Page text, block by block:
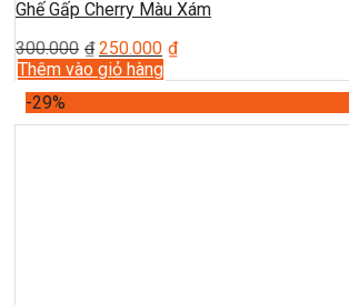
Ghế Gấp Cherry Màu Xám
300.000 ₫ 250.000 ₫
Thêm vào giỏ hàng
-29%